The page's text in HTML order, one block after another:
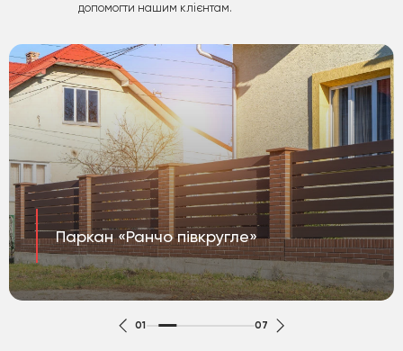
допомогти нашим клієнтам.
Паркан «Ранчо півкругле»
01 07